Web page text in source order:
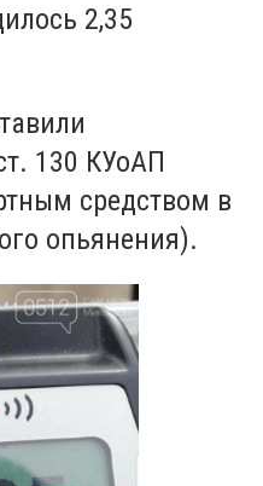
2,35
130 КУоАП
средством в
опьянения).